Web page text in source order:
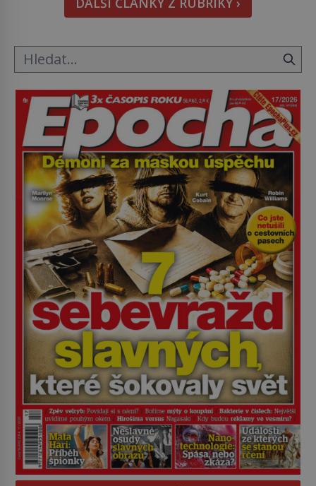
Astronomové Pedro Bernardinelli a Gary Bernstein
mravenčí prací zkoumají archivní snímky v rámci